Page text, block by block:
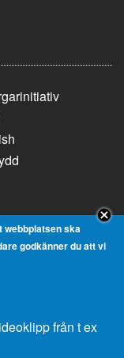
webbplatsen ska
godkänner du att vi
från t ex